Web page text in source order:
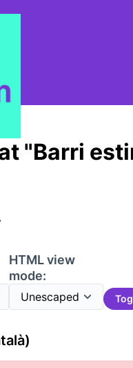
📆 Trobades
"Barri
HTML view
mode: